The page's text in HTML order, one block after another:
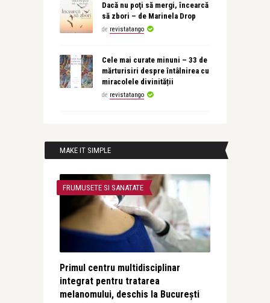
Dacă nu poţi să mergi, încearcă
să zbori – de Marinela Drop
de revistatango
Cele mai curate minuni – 33 de
mărturisiri despre întâlnirea cu
miracolele divinității
de revistatango
MAKE IT SIMPLE
FRUMUSETE SI SANATATE
Primul centru multidisciplinar
integrat pentru tratarea
melanomului, deschis la București